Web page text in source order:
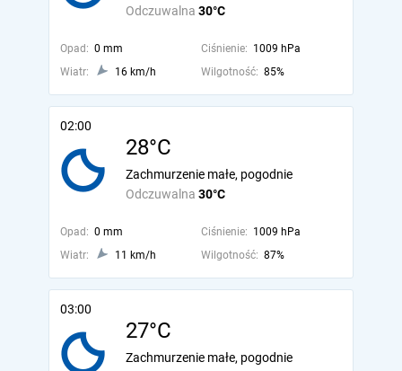
Odczuwalna 30°C
Opad: 0 mm Ciśnienie: 1009 hPa
Wiatr:
16 km/h Wilgotność: 85%
02:00
28°C
Odczuwalna 30°C
Zachmurzenie małe, pogodnie
Opad: 0 mm Ciśnienie: 1009 hPa
Wiatr:
11 km/h Wilgotność: 87%
03:00
27°C
Zachmurzenie małe, pogodnie